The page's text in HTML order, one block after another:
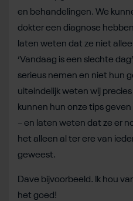
en behandelingen. We
dokter een diagnose
laten weten dat ze niet
‘Vandaag is een slechte
serieus nemen en niet hun
uiteindelijk weten wij
kunnen hun onze tips
– en laten weten dat ze er
het alleen al ter ere van
geweest.
Dave bijvoorbeeld. Ik hou
het goed!